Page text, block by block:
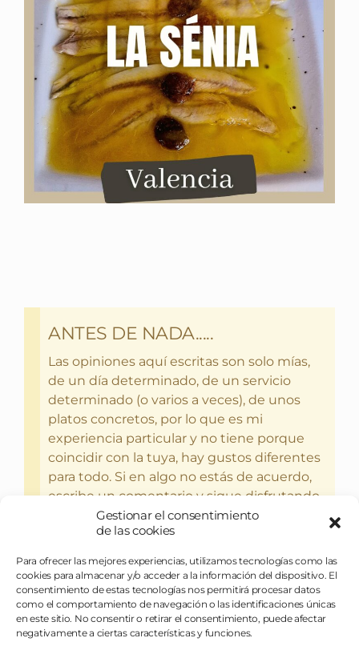
Gestionar el consentimiento
de las cookies
Para ofrecer las mejores experiencias, utilizamos tecnologías como las
cookies para almacenar y/o acceder a la información del dispositivo. El
consentimiento de estas tecnologías nos permitirá procesar datos
como el comportamiento de navegación o las identificaciones únicas
en este sitio. No consentir o retirar el consentimiento, puede afectar
negativamente a ciertas características y funciones.
ANTES DE NADA.....
Las opiniones aquí escritas son solo mías,
de un día determinado, de un servicio
determinado (o varios a veces), de unos
platos concretos, por lo que es mi
experiencia particular y no tiene porque
coincidir con la tuya, hay gustos diferentes
para todo. Si en algo no estás de acuerdo,
escribe un comentario y sigue disfrutando
del bebercio y el glotoneo.